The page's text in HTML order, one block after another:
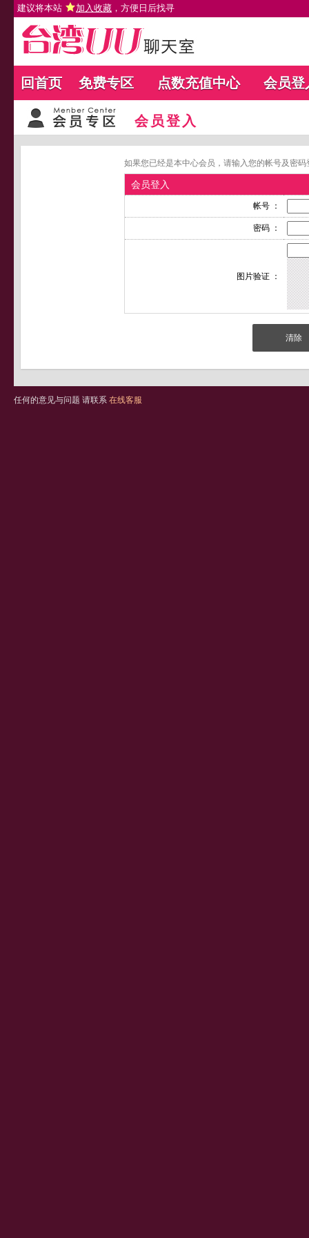
建议将本站 加入收藏 ，方便日后找寻
回首页 免费专区 点数充值中心 会员登
会员登入
如果您已经是本中心会员，请输入您的帐号及密
会员登入
帐号 ：
密码 ：
图片验证 ：
任何的意见与问题 请联系 在线客服